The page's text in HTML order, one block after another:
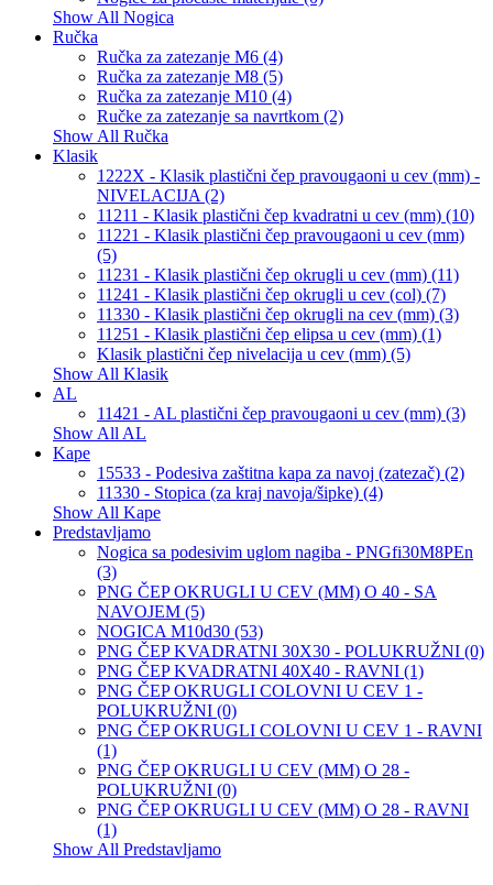
Show All Nogica
Ručka
Ručka za zatezanje M6 (4)
Ručka za zatezanje M8 (5)
Ručka za zatezanje M10 (4)
Ručke za zatezanje sa navrtkom (2)
Show All Ručka
Klasik
1222X - Klasik plastični čep pravougaoni u cev (mm) -
NIVELACIJA (2)
11211 - Klasik plastični čep kvadratni u cev (mm) (10)
11221 - Klasik plastični čep pravougaoni u cev (mm)
(5)
11231 - Klasik plastični čep okrugli u cev (mm) (11)
11241 - Klasik plastični čep okrugli u cev (col) (7)
11330 - Klasik plastični čep okrugli na cev (mm) (3)
11251 - Klasik plastični čep elipsa u cev (mm) (1)
Klasik plastični čep nivelacija u cev (mm) (5)
Show All Klasik
AL
11421 - AL plastični čep pravougaoni u cev (mm) (3)
Show All AL
Kape
15533 - Podesiva zaštitna kapa za navoj (zatezač) (2)
11330 - Stopica (za kraj navoja/šipke) (4)
Show All Kape
Predstavljamo
Nogica sa podesivim uglom nagiba - PNGfi30M8PEn
(3)
PNG ČEP OKRUGLI U CEV (MM) O 40 - SA
NAVOJEM (5)
NOGICA M10d30 (53)
PNG ČEP KVADRATNI 30X30 - POLUKRUŽNI (0)
PNG ČEP KVADRATNI 40X40 - RAVNI (1)
PNG ČEP OKRUGLI COLOVNI U CEV 1 -
POLUKRUŽNI (0)
PNG ČEP OKRUGLI COLOVNI U CEV 1 - RAVNI
(1)
PNG ČEP OKRUGLI U CEV (MM) O 28 -
POLUKRUŽNI (0)
PNG ČEP OKRUGLI U CEV (MM) O 28 - RAVNI
(1)
Show All Predstavljamo